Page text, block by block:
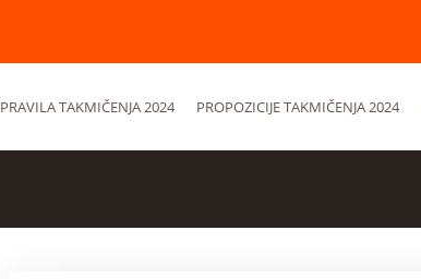
PRAVILA TAKMIČENJA 2024 PROPOZICIJE TAKMIČENJA 2024